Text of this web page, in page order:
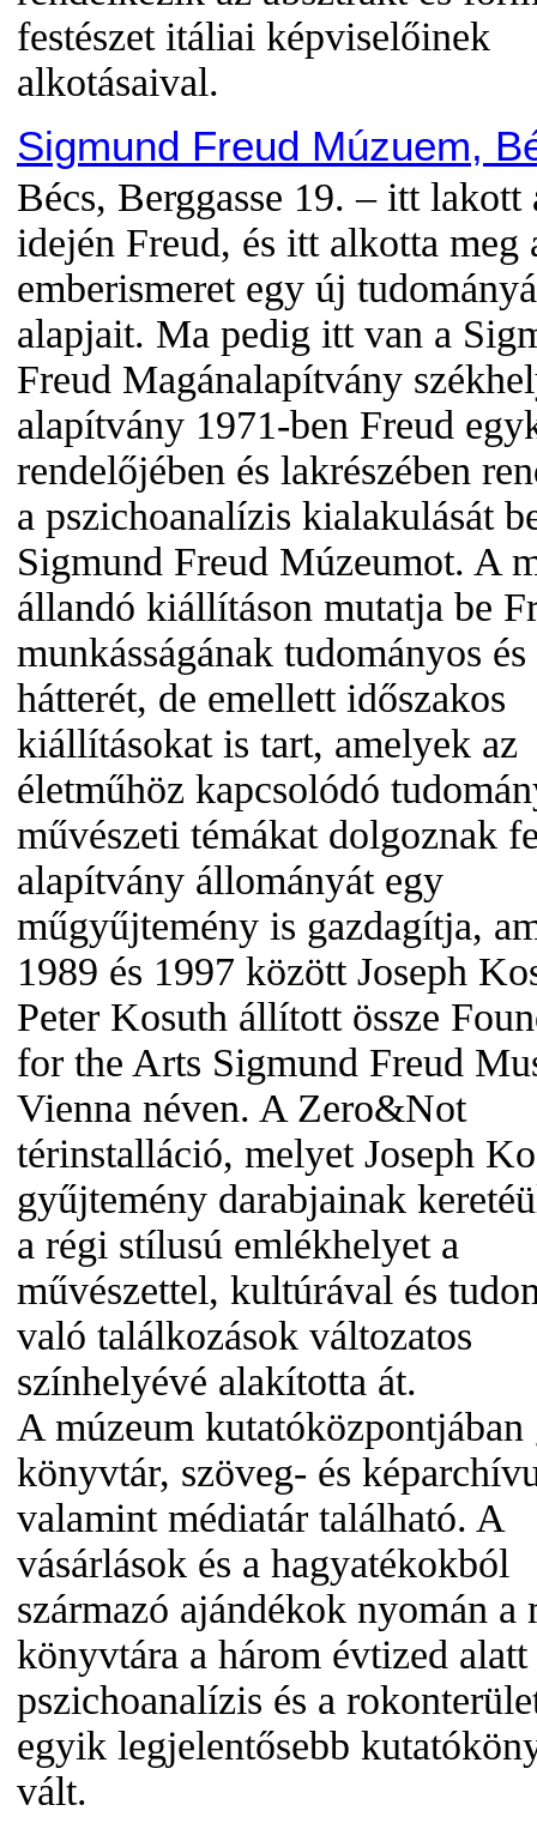
festészet itáliai képviselőinek
alkotásaival.
Sigmund Freud Múzuem,
Bécs, Berggasse 19. – itt lakott
idején Freud, és itt alkotta meg
emberismeret egy új
alapjait. Ma pedig itt van a
Freud Magánalapítvány
alapítvány 1971-ben Freud
rendelőjében és lakrészében
a pszichoanalízis kialakulását
Sigmund Freud Múzeumot. A
állandó kiállításon mutatja be
munkásságának tudományos
hátterét, de emellett időszakos
kiállításokat is tart, amelyek az
életműhöz kapcsolódó
művészeti témákat dolgoznak
alapítvány állományát egy
műgyűjtemény is gazdagítja,
1989 és 1997 között Joseph
Peter Kosuth állított össze
for the Arts Sigmund Freud
Vienna néven. A Zero&Not
térinstalláció, melyet Joseph
gyűjtemény darabjainak
a régi stílusú emlékhelyet a
művészettel, kultúrával és
való találkozások változatos
színhelyévé alakította át.
A múzeum kutatóközpontjában
könyvtár, szöveg- és
valamint médiatár található. A
vásárlások és a hagyatékokból
származó ajándékok nyomán a
könyvtára a három évtized alatt
pszichoanalízis és a
egyik legjelentősebb
vált.